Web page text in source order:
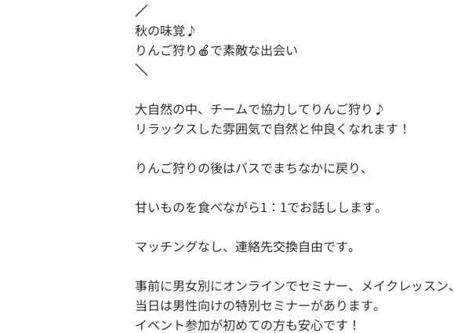
／
秋の味覚♪
りんご狩り🍎で素敵な出会い
＼
大自然の中、チームで協力してりんご狩り♪
リラックスした雰囲気で自然と仲良くなれます！
りんご狩りの後はバスでまちなかに戻り、
甘いものを食べながら1：1でお話しします。
マッチングなし、連絡先交換自由です。
事前に男女別にオンラインでセミナー、メイクレッスン、
当日は男性向けの特別セミナーがあります。
イベント参加が初めての方も安心です！